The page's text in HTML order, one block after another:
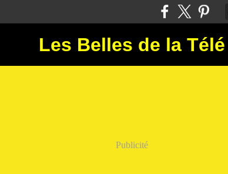
Les Belles de la Télé
Publicité